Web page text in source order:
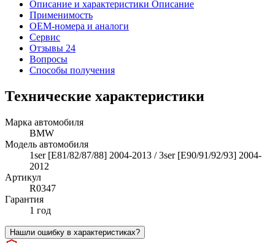
Описание и характеристики Описание
Применимость
OEM-номера и аналоги
Сервис
Отзывы 24
Вопросы
Способы получения
Технические характеристики
Марка автомобиля
BMW
Модель автомобиля
1ser [E81/82/87/88] 2004-2013 / 3ser [E90/91/92/93] 2004-
2012
Артикул
R0347
Гарантия
1 год
Нашли ошибку в характеристиках?